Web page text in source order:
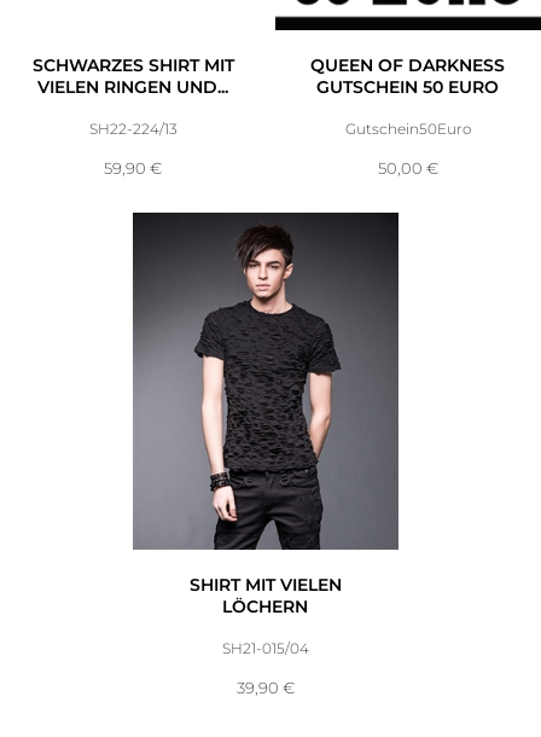
SCHWARZES SHIRT MIT
VIELEN RINGEN UND...
SH22-224/13
59,90 €
QUEEN OF DARKNESS
GUTSCHEIN 50 EURO
Gutschein50Euro
50,00 €
SHIRT MIT VIELEN
LÖCHERN
SH21-015/04
39,90 €